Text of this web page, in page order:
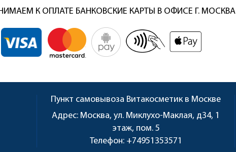
К ОПЛАТЕ БАНКОВСКИЕ КАРТЫ В ОФИСЕ Г. МОСКВА
Пункт самовывоза Витакосметик в Москве
Адрес: Москва, ул. Миклухо-Маклая, д34, 1
этаж, пом. 5
Телефон: +74951353571